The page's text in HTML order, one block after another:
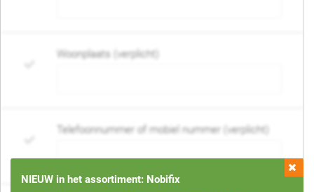
Woonplaats (verplicht)
Telefoonnummer of mobiel nummer (verplicht)
NIEUW in het assortiment: Nobifix